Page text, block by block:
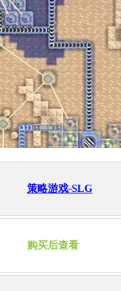
策略游戏-SLG
购买后查看